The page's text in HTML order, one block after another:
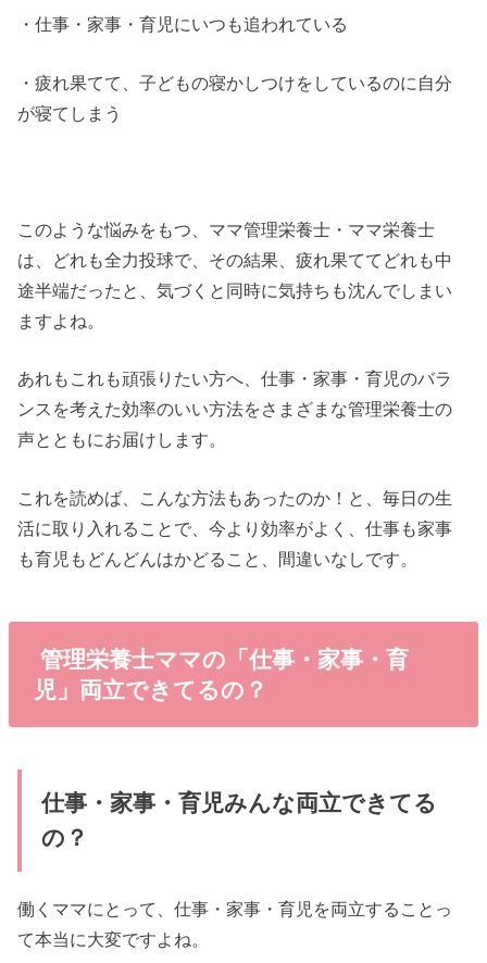
・仕事・家事・育児にいつも追われている
・疲れ果てて、子どもの寝かしつけをしているのに自分
が寝てしまう
このような悩みをもつ、ママ管理栄養士・ママ栄養士
は、どれも全力投球で、その結果、疲れ果ててどれも中
途半端だったと、気づくと同時に気持ちも沈んでしまい
ますよね。
あれもこれも頑張りたい方へ、仕事・家事・育児のバラ
ンスを考えた効率のいい方法をさまざまな管理栄養士の
声とともにお届けします。
これを読めば、こんな方法もあったのか！と、毎日の生
活に取り入れることで、今より効率がよく、仕事も家事
も育児もどんどんはかどること、間違いなしです。
管理栄養士ママの「仕事・家事・育
児」両立できてるの？
仕事・家事・育児みんな両立できてる
の？
働くママにとって、仕事・家事・育児を両立することっ
て本当に大変ですよね。